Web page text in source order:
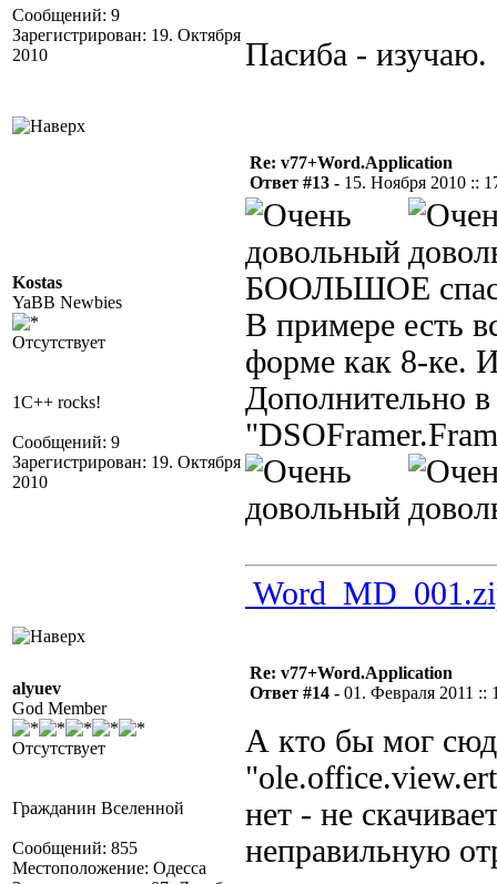
Сообщений: 9
Зарегистрирован: 19. Октября
2010
Пасиба - изучаю.
Kostas
YaBB Newbies
Отсутствует
1C++ rocks!
Сообщений: 9
Зарегистрирован: 19. Октября
2010
Re: v77+Word.Application
Ответ #13 - 15. Ноября 2010 ::
БООЛЬШОЕ
В примере есть
форме как 8-ке.
Дополнительно
alyuev
God Member
Отсутствует
Гражданин Вселенной
Сообщений: 855
Местоположение: Одесса
Re: v77+Word.Application
Ответ #14 - 01. Февраля 2011 ::
А кто бы мог
нет - не
неправильную